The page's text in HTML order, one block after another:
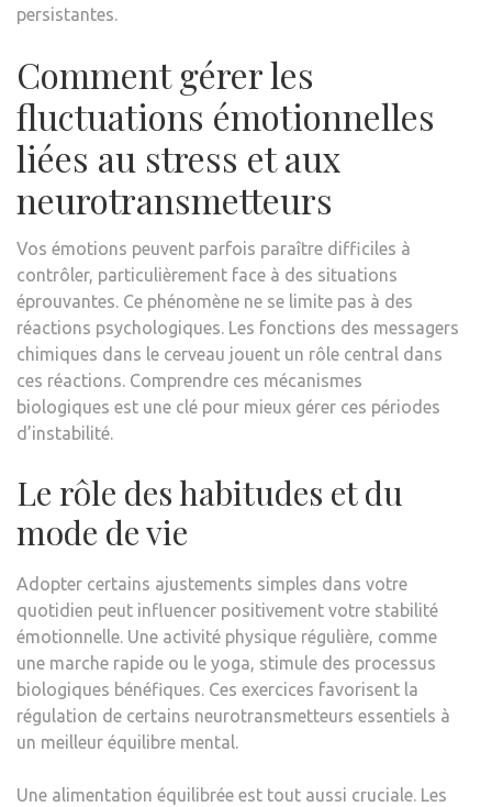
persistantes.
Comment gérer les
fluctuations émotionnelles
liées au stress et aux
neurotransmetteurs
Vos émotions peuvent parfois paraître difficiles à
contrôler, particulièrement face à des situations
éprouvantes. Ce phénomène ne se limite pas à des
réactions psychologiques. Les fonctions des messagers
chimiques dans le cerveau jouent un rôle central dans
ces réactions. Comprendre ces mécanismes
biologiques est une clé pour mieux gérer ces périodes
d’instabilité.
Le rôle des habitudes et du
mode de vie
Adopter certains ajustements simples dans votre
quotidien peut influencer positivement votre stabilité
émotionnelle. Une activité physique régulière, comme
une marche rapide ou le yoga, stimule des processus
biologiques bénéfiques. Ces exercices favorisent la
régulation de certains neurotransmetteurs essentiels à
un meilleur équilibre mental.
Une alimentation équilibrée est tout aussi cruciale. Les